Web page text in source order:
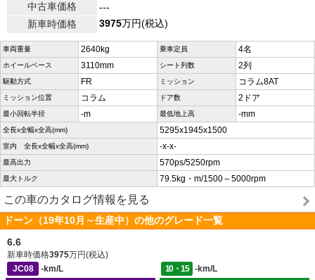
中古車価格
---
新車時価格
3975万円(税込)
車両重量 2640kg 乗車定員 4名
ホイールベース 3110mm シート列数 2列
駆動方式 FR ミッション コラム8AT
ミッション位置 コラム ドア数 2ドア
最小回転半径 -m 最低地上高 -mm
全長x全幅x全高(mm) 5295x1945x1500
室内 全長x全幅x全高(mm) -x-x-
最高出力 570ps/5250rpm
最大トルク 79.5kg・m/1500～5000rpm
この車のカタログ情報を見る
ドーン（19年10月～生産中）の他のグレード一覧
6.6
新車時価格3975万円(税込)
JC08
-km/L 10・15
-km/L